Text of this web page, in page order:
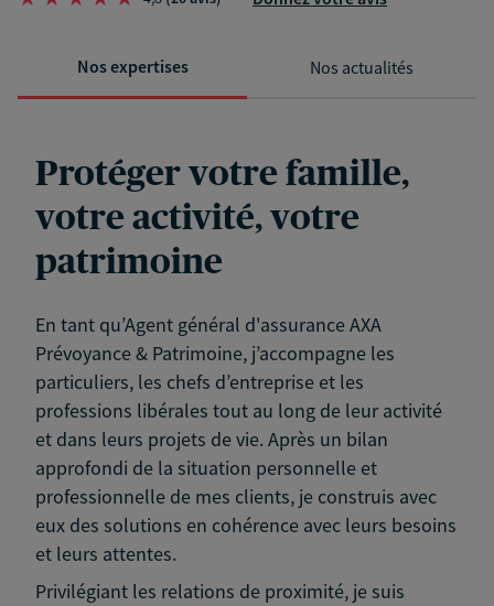
Nos expertises Nos actualités
Protéger votre famille,
votre activité, votre
patrimoine
En tant qu’Agent général d'assurance AXA
Prévoyance & Patrimoine, j’accompagne les
particuliers, les chefs d’entreprise et les
professions libérales tout au long de leur activité
et dans leurs projets de vie. Après un bilan
approfondi de la situation personnelle et
professionnelle de mes clients, je construis avec
eux des solutions en cohérence avec leurs besoins
et leurs attentes.
Privilégiant les relations de proximité, je suis